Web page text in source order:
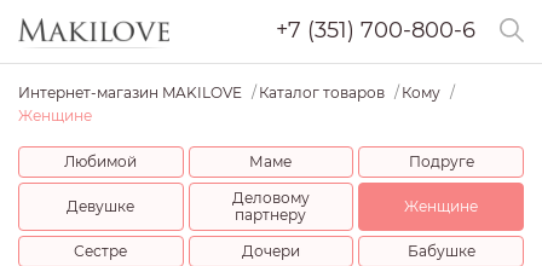
+7 (351) 700-800-6
Интернет-магазин MAKILOVE Каталог товаров
Кому
Женщине
Любимой Маме Подруге
Девушке
Деловому
партнеру
Женщине
Сестре Дочери
Бабушке